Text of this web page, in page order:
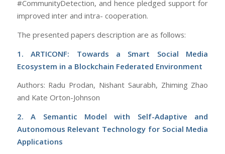
#CommunityDetection, and hence pledged support for
improved inter and intra- cooperation.
The presented papers description are as follows:
1. ARTICONF: Towards a Smart Social Media
Ecosystem in a Blockchain Federated Environment
Authors: Radu Prodan, Nishant Saurabh, Zhiming Zhao
and Kate Orton-Johnson
2. A Semantic Model with Self-Adaptive and
Autonomous Relevant Technology for Social Media
Applications